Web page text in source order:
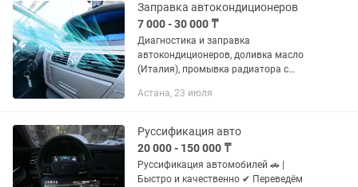
Заправка автокондиционеров
7 000 - 30 000 ₸
Диагностика и заправка
автокондиционеров, доливка масло
(Италия), промывка радиатора с
работаю на Косшыгулулы 23/2 .
Астана, 23 июля
Руссификация авто
20 000 - 150 000 ₸
Руссификация автомобилей 🚗 |
Быстро и качественно ✔ Переведём